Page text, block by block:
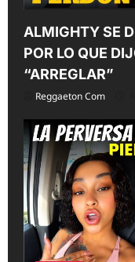
ALMIGHTY SE
POR LO QUE
“ARREGLAR”
Reggaeton Com